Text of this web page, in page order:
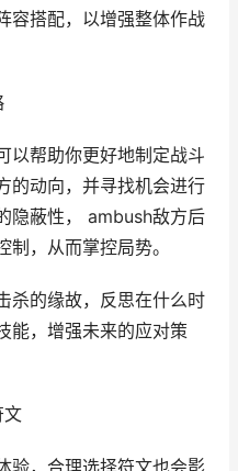
容搭配，以增强整体作战
以帮助你更好地制定战斗
的动向，并寻找机会进行
隐蔽性， ambush敌方后
，从而掌控局势。
杀的缘故，反思在什么时
能，增强未来的应对策
文